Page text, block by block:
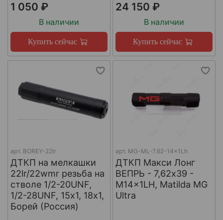
1 050 ₽
В наличии
Купить сейчас
24 150 ₽
В наличии
Купить сейчас
арт. BOREY-22lr
ДТКП на мелкашки
22lr/22wmr резьба на
стволе 1/2-20UNF,
1/2-28UNF, 15х1, 18х1,
Борей (Россия)
арт. MG-ML-7.62-14x1Lh
ДТКП Макси Лонг
ВЕПРЬ - 7,62x39 -
M14x1LH, Matilda MG
Ultra